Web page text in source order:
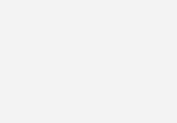
(Saffiano)
Schultergurt
goldfarbenem